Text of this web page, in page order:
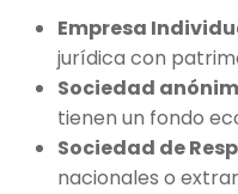
Empresa
jurídica con
Sociedad
tienen un fondo
Sociedad de
nacionales o